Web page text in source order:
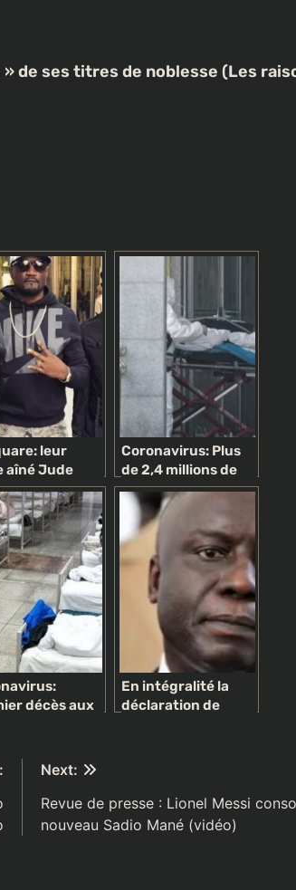
de ses titres de noblesse (Les
leur
aîné Jude
fait une
Coronavirus: Plus
de 2,4 millions de
cas dans le Monde
et plus 160.000
décès dû au Covid-
19
décès aux
du Sud
En intégralité la
déclaration de
Next:
Revue de presse : Lionel Messi
nouveau Sadio Mané (vidéo)
flotte dans
3 semaines ago